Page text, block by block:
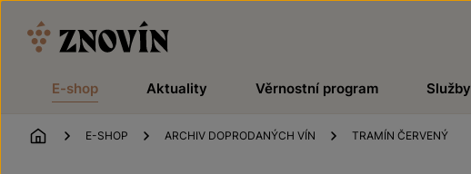
E-shop Aktuality Věrnostní program Služby
ÚVOD
E-SHOP ARCHIV DOPRODANÝCH VÍN TRAMÍN ČERVENÝ